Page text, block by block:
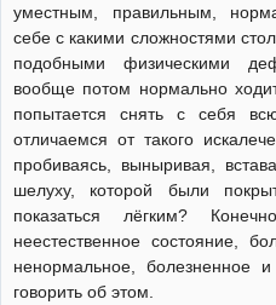
уместным, правильным,
себе с какими сложностями
подобными физическими
вообще потом нормально
попытается снять с себя
отличаемся от такого
пробиваясь, выныривая,
шелуху, которой были
показаться лёгким?
неестественное состояние,
ненормальное, болезненное
говорить об этом.